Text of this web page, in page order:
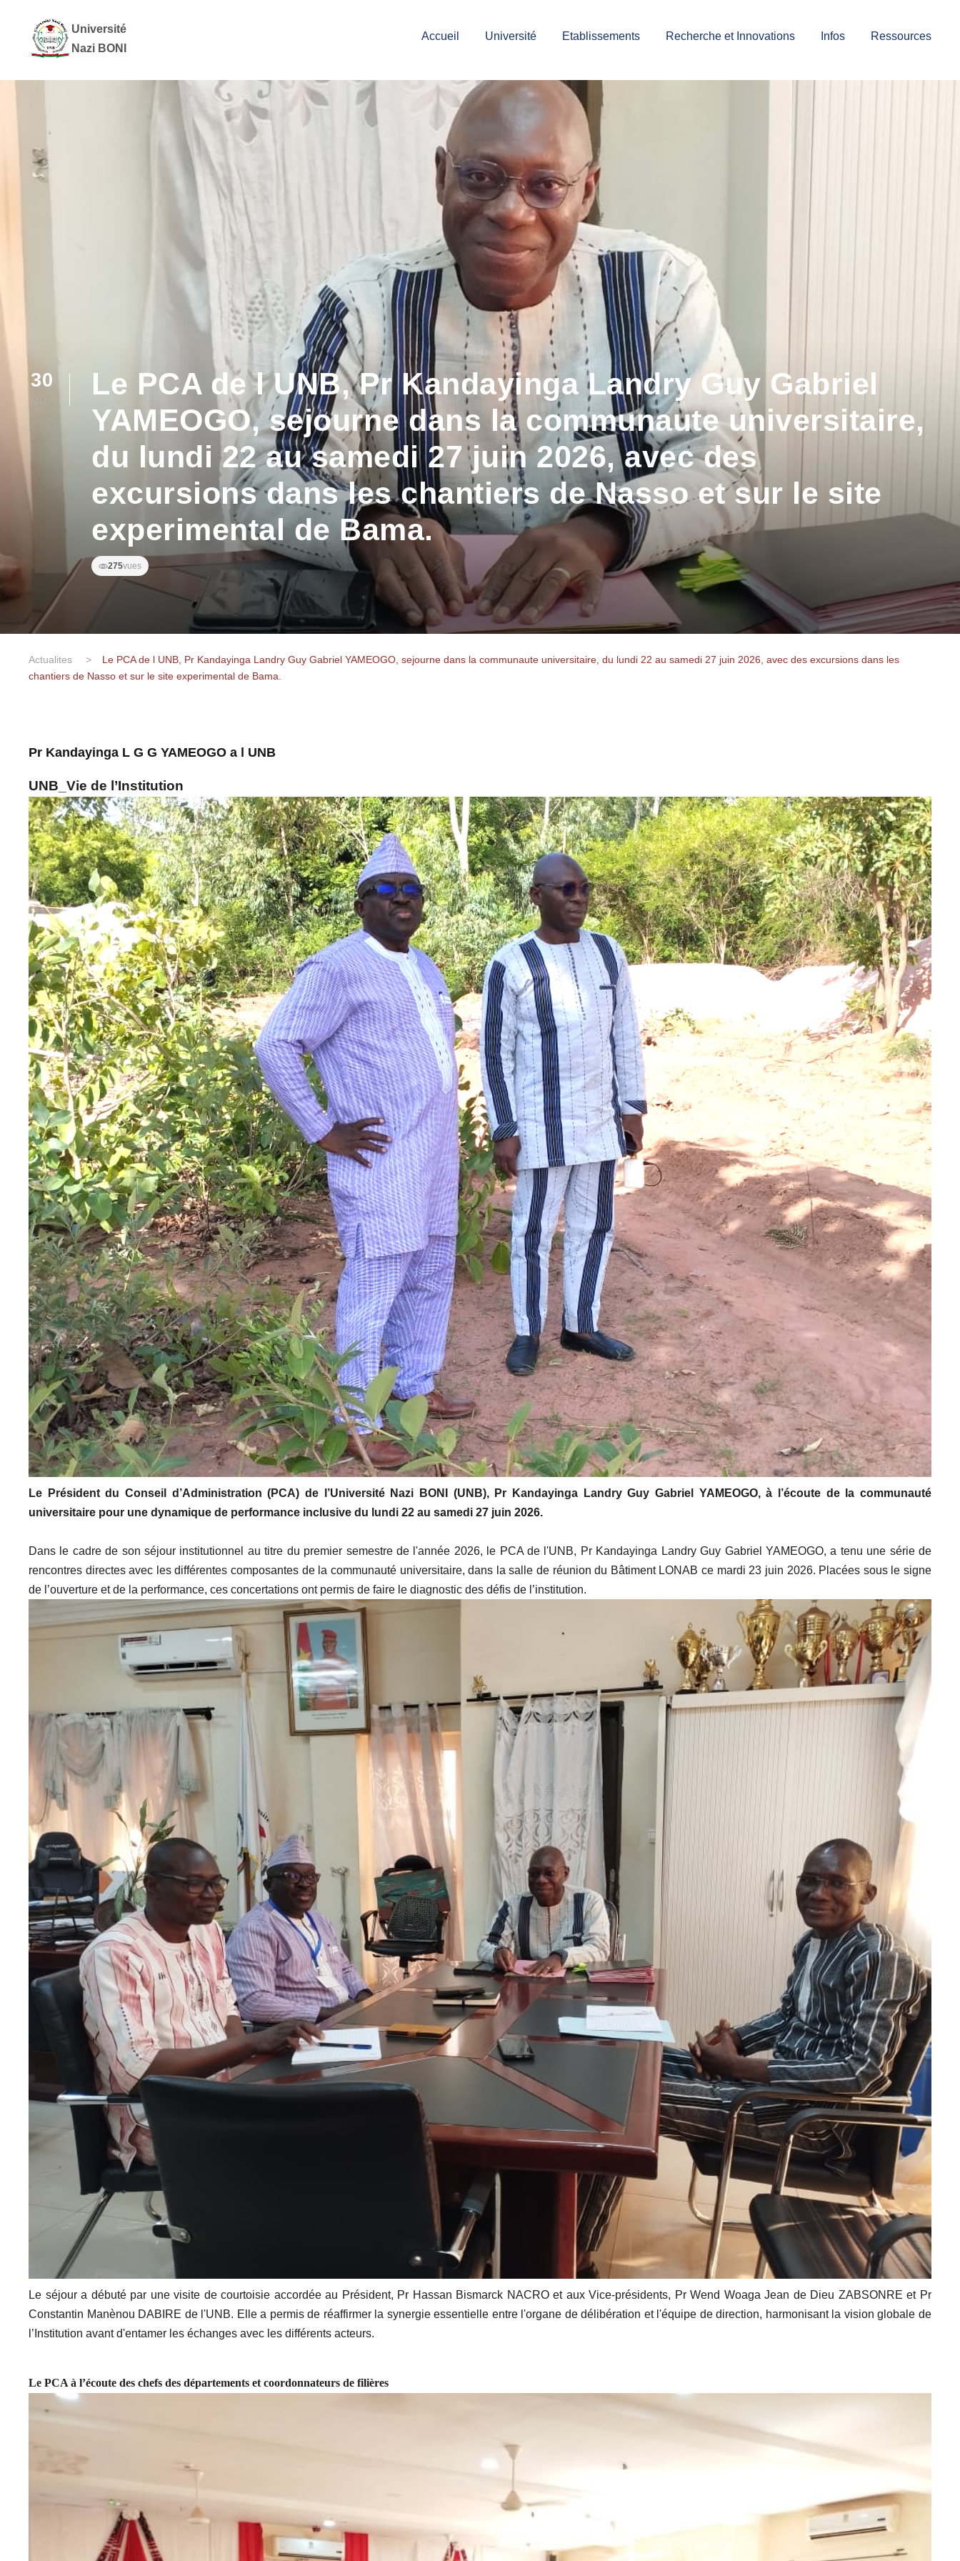
Université
Nazi BONI
Accueil Université Etablissements Recherche et Innovations Infos Ressources
30
JUI
Le PCA de l UNB, Pr Kandayinga Landry Guy Gabriel
YAMEOGO, sejourne dans la communaute universitaire,
du lundi 22 au samedi 27 juin 2026, avec des
excursions dans les chantiers de Nasso et sur le site
experimental de Bama.
275vues
Actualites >
Le PCA de l UNB, Pr Kandayinga Landry Guy Gabriel YAMEOGO, sejourne dans la communaute universitaire, du lundi 22 au samedi 27 juin 2026, avec des excursions dans les
chantiers de Nasso et sur le site experimental de Bama.
Pr Kandayinga L G G YAMEOGO a l UNB
UNB_Vie de l’Institution
Le Président du Conseil d’Administration (PCA) de l’Université Nazi BONI (UNB), Pr Kandayinga Landry Guy Gabriel YAMEOGO, à l’écoute de la communauté
universitaire pour une dynamique de performance inclusive du lundi 22 au samedi 27 juin 2026.
Dans le cadre de son séjour institutionnel au titre du premier semestre de l'année 2026, le PCA de l'UNB, Pr Kandayinga Landry Guy Gabriel YAMEOGO, a tenu une série de
rencontres directes avec les différentes composantes de la communauté universitaire, dans la salle de réunion du Bâtiment LONAB ce mardi 23 juin 2026. Placées sous le signe
de l’ouverture et de la performance, ces concertations ont permis de faire le diagnostic des défis de l’institution.
Le séjour a débuté par une visite de courtoisie accordée au Président, Pr Hassan Bismarck NACRO et aux Vice-présidents, Pr Wend Woaga Jean de Dieu ZABSONRE et Pr
Constantin Manènou DABIRE de l'UNB. Elle a permis de réaffirmer la synergie essentielle entre l'organe de délibération et l'équipe de direction, harmonisant la vision globale de
l’Institution avant d'entamer les échanges avec les différents acteurs.
Le PCA à l’écoute des chefs des départements et coordonnateurs de filières